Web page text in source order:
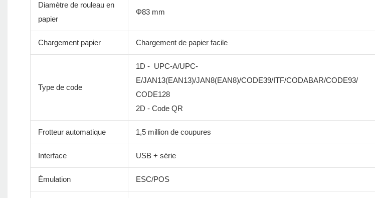
Diamètre de rouleau en
papier
Φ83 mm
Chargement papier Chargement de papier facile
Type de code
1D - UPC-A/UPC-
E/JAN13(EAN13)/JAN8(EAN8)/CODE39/ITF/CODABAR/CODE93/
CODE128
2D - Code QR
Frotteur automatique 1,5 million de coupures
Interface USB + série
Émulation ESC/POS